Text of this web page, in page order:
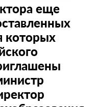
еще
которых